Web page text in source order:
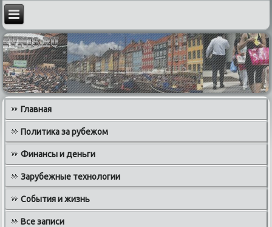
Главная
Политика за рубежом
Финансы и деньги
Зарубежные технологии
События и жизнь
Все записи